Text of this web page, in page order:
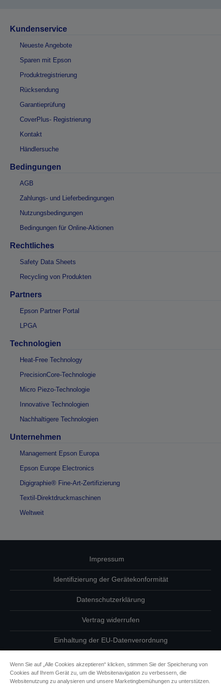
Kundenservice
Neueste Angebote
Sparen mit Epson
Produktregistrierung
Rücksendung
Garantieprüfung
CoverPlus- Registrierung
Kontakt
Händlersuche
Bedingungen
AGB
Zahlungs- und Lieferbedingungen
Nutzungsbedingungen
Bedingungen für Online-Aktionen
Rechtliches
Safety Data Sheets
Recycling von Produkten
Partners
Epson Partner Portal
LPGA
Technologien
Heat-Free Technology
PrecisionCore-Technologie
Micro Piezo-Technologie
Innovative Technologien
Nachhaltigere Technologien
Unternehmen
Management Epson Europa
Epson Europe Electronics
Digigraphie® Fine-Art-Zertifizierung
Textil-Direktdruckmaschinen
Weltweit
Impressum
Identifizierung der Gerätekonformität
Datenschutzerklärung
Vertrag widerrufen
Einhaltung der EU-Datenverordnung
Fragen zum Datenschutz
Informationen zu Cookies
Wenn Sie auf „Alle Cookies akzeptieren“ klicken, stimmen Sie der Speicherung von
Cookies auf Ihrem Gerät zu, um die Websitenavigation zu verbessern, die
Websitenutzung zu analysieren und unsere Marketingbemühungen zu unterstützen.